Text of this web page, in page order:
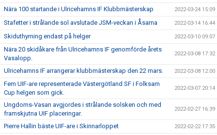
Nära 100 startande i Ulricehamns IF Klubbmästerskap 2022-03-24 15:09
Stafetter i strålande sol avslutade JSM-veckan i Åsarna 2022-03-14 16:44
Skiduthyrning endast på helger 2022-03-10 09:07
Nära 20 skidåkare från Ulricehamns IF genomförde årets
Vasalopp.
2022-03-08 17:32
Ulricehamns IF arrangerar klubbmästerskap den 22 mars. 2022-03-08 12:00
Fem UIF-are representerade Västergötland SF i Folksam
Cup helgen som gick.
2022-03-07 20:14
Ungdoms-Vasan avgjordes i strålande solsken och med
framskjutna UIF placeringar.
2022-02-27 16:39
Pierre Hallin bäste UIF-are i Skinnarloppet 2022-02-22 17:35